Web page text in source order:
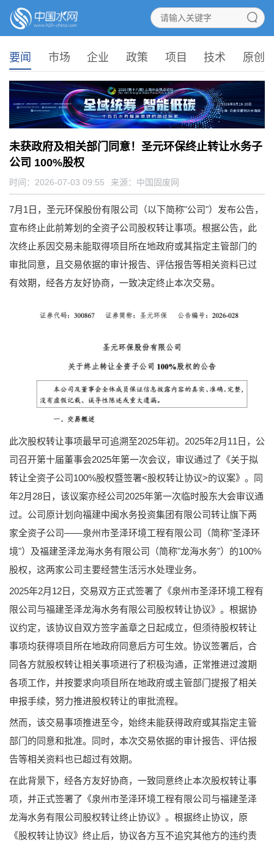
要闻 市场 企业 政策 项目 技术 原创
未获政府及相关部门同意！圣元环保终止转让水务子
公司 100%股权
时间：2026-07-03 09:55 来源： 中国固废网
7月1日，圣元环保股份有限公司（以下简称"公司"）发布公告，
宣布终止此前筹划的全资子公司股权转让事项。根据公告，此
次终止系因交易未能取得项目所在地政府或其指定主管部门的
审批同意，且交易依据的审计报告、评估报告等相关资料已过
有效期，经各方友好协商，一致决定终止本次交易。
此次股权转让事项最早可追溯至2025年初。2025年2月11日，公
司召开第十届董事会2025年第一次会议，审议通过了《关于拟
转让全资子公司100%股权暨签署<股权转让协议>的议案》。同
年2月28日，该议案亦经公司2025年第一次临时股东大会审议通
过。公司原计划向福建中闽水务投资集团有限公司转让旗下两
家全资子公司——泉州市圣泽环境工程有限公司（简称"圣泽环
境"）及福建圣泽龙海水务有限公司（简称"龙海水务"）的100%
股权，这两家公司主要经营生活污水处理业务。
2025年2月12日，交易双方正式签署了《泉州市圣泽环境工程有
限公司与福建圣泽龙海水务有限公司股权转让协议》。根据协
议约定，该协议自双方签字盖章之日起成立，但须待股权转让
事项均获得项目所在地政府同意后方可生效。协议签署后，合
同各方就股权转让相关事项进行了积极沟通，正常推进过渡期
各项工作，并按要求向项目所在地政府或主管部门提报了相关
申报手续，努力推进股权转让的审批流程。
然而，该交易事项推进至今，始终未能获得政府或其指定主管
部门的同意和批准。同时，本次交易依据的审计报告、评估报
告等相关资料也已超过有效期。
在此背景下，经各方友好协商，一致同意终止本次股权转让事
项，并正式签署了《泉州市圣泽环境工程有限公司与福建圣泽
龙海水务有限公司股权转让终止协议》。根据终止协议，原
《股权转让协议》终止后，协议各方互不追究其他方的违约责